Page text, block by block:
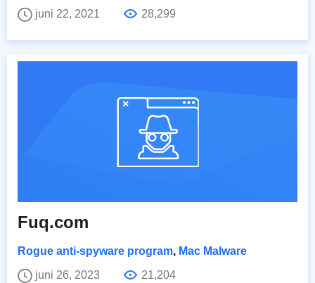
juni 22, 2021
28,299
Fuq.com
Rogue anti-spyware program, Mac Malware
juni 26, 2023
21,204